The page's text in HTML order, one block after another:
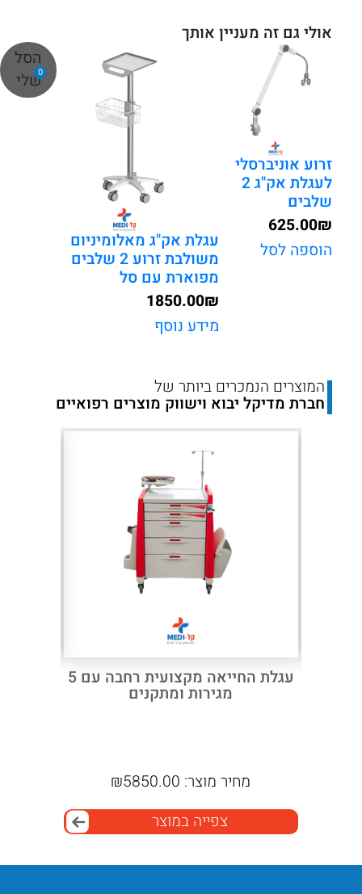
0
הסל
שלי
3
שלבים
אולי גם זה מעניין אותך
זרוע אוניברסלי
לעגלת אק"ג 2
שלבים
₪
625.00
הוספה לסל
עגלת אק"ג מאלומיניום
משולבת זרוע 2 שלבים
מפוארת עם סל
₪
1850.00
מידע נוסף
המוצרים הנמכרים ביותר של
חברת מדיקל יבוא וישווק מוצרים רפואיים
עגלת החייאה מקצועית רחבה עם 5
מגירות ומתקנים
מחיר מוצר: ₪5850.00
צפייה במוצר